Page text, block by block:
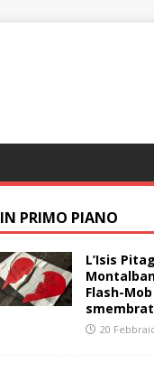
IN PRIMO PIANO
L’Isis
Flash-
20